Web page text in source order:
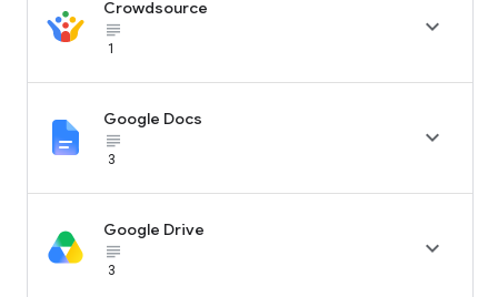
Crowdsource
subject_black
1

Google Docs
subject_black
3

Google Drive
subject_black
3
